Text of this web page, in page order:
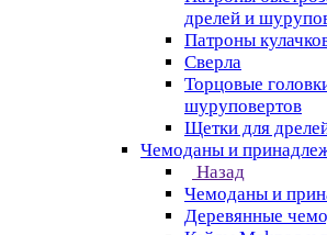
дрелей и
Патроны
Сверла
Торцовые
шуруповертов
Щетки для
Чемоданы и
Назад
Чемоданы и
Деревянные